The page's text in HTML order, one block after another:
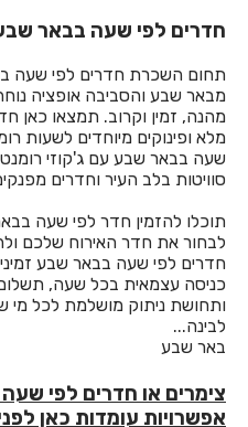
חדרים לפי שעה בעולש
חדרים לפי שעה בעוספיא
חדרים לפי שעה בעופר
חדרים לפי שעה בעזריקם
חדרים לפי שעה בעין
חדרים לפי שעה בעין דור
חדרים לפי שעה בעין הוד
חדרים לפי שעה בעין ורד
חדרים לפי שעה בבאר
תחום השכרת חדרים לפי שעה
מבאר שבע והסביבה אופציה
מהנה, זמין וקרוב. תמצאו כאן
מלא ופינוקים מיוחדים לשעות
שעה בבאר שבע עם ג'קוזי
סוויטות בלב העיר וחדרים
תוכלו להזמין חדר לפי שעה
לבחור את חדר האירוח שלכם
כניסה עצמאית בכל שעה,
ותחושת ניתוק מושלמת לכל מי
לבינה...
באר שבע
צימרים או חדרים לפי
אפשרויות עומדות כאן לפניכם